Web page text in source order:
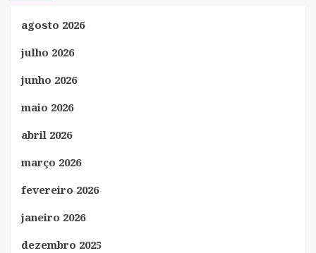
agosto 2026
julho 2026
junho 2026
maio 2026
abril 2026
março 2026
fevereiro 2026
janeiro 2026
dezembro 2025